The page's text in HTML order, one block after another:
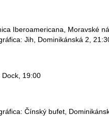
Iberoamericana, Moravské
Jih, Dominikánská 2,
Dock, 19:00
Čínský bufet,